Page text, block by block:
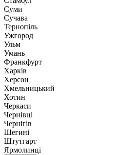
Суми
Сучава
Тернопіль
Ужгород
Ульм
Умань
Франкфурт
Харків
Херсон
Хмельницький
Хотин
Черкаси
Чернівці
Чернігів
Шегині
Штутгарт
Ярмолинці